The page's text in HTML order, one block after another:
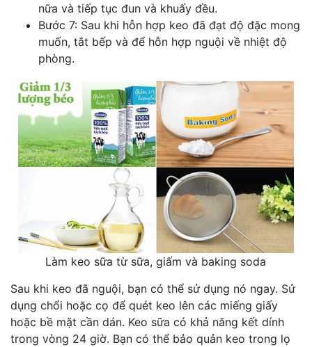
nữa và tiếp tục đun và khuấy đều.
Bước 7: Sau khi hỗn hợp keo đã đạt độ đặc mong
muốn, tắt bếp và để hỗn hợp nguội về nhiệt độ
phòng.
Làm keo sữa từ sữa, giấm và baking soda
Sau khi keo đã nguội, bạn có thể sử dụng nó ngay. Sử
dụng chổi hoặc cọ để quét keo lên các miếng giấy
hoặc bề mặt cần dán. Keo sữa có khả năng kết dính
trong vòng 24 giờ. Bạn có thể bảo quản keo trong lọ